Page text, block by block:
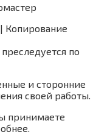
Копирование
по
и сторонние
своей работы.
принимаете